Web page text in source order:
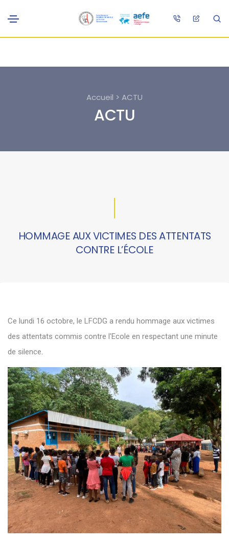
Accueil > ACTU
ACTU
HOMMAGE AUX VICTIMES DES ATTENTATS
CONTRE L’ÉCOLE
Ce lundi 16 octobre, le LFCDG a rendu hommage aux victimes
des attentats commis contre l'Ecole en respectant une minute
de silence.